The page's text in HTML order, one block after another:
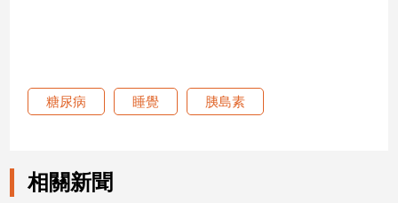
行/
星
糖尿病 睡覺 胰島素
相關新聞